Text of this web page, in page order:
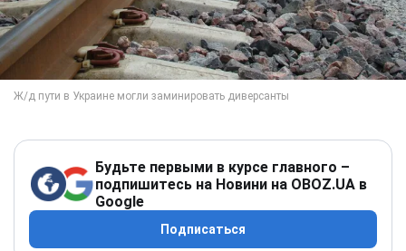
Будьте первыми в курсе главного –
подпишитесь на Новини на OBOZ.UA в
Google
Подписаться